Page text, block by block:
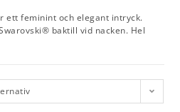
ett feminint och elegant intryck.
baktill vid nacken. Hel